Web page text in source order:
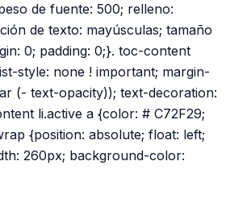
de fuente: 500; relleno:
de texto: mayúsculas; tamaño
0; padding: 0;}. toc-content
style: none ! important; margin-
(- text-opacity)); text-decoration:
li.active a {color: # C72F29;
{position: absolute; float: left;
260px; background-color: